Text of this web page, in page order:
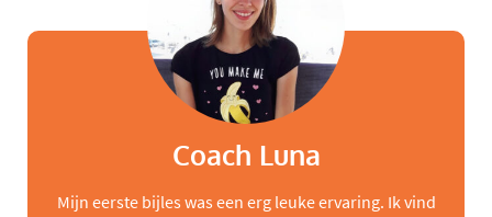
Coach Luna
Mijn eerste bijles was een erg leuke ervaring. Ik vind